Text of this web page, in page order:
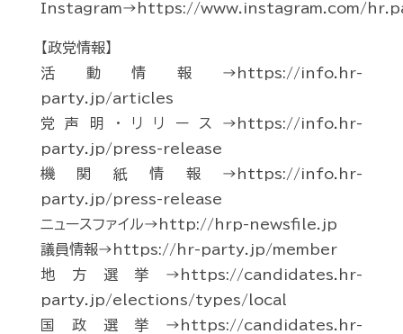
Instagram→https://www.instagram.com/
【政党情報】
活動情報→https://info.hr-
party.jp/articles
党声明・リリース→https://info.hr-
party.jp/press-release
機関紙情報→https://info.hr-
party.jp/press-release
ニュースファイル→http://hrp-newsfile.jp
議員情報→https://hr-party.jp/member
地方選挙→https://candidates.hr-
party.jp/elections/types/local
国政選挙→https://candidates.hr-